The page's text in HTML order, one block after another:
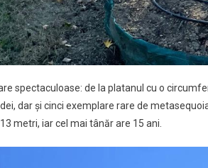
spectaculoase: de la platanul cu o
dar și cinci exemplare rare de
metri, iar cel mai tânăr are 15 ani.